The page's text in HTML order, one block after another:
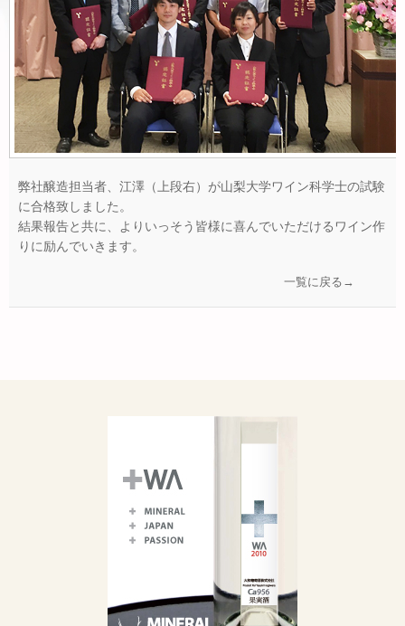
弊社醸造担当者、江澤（上段右）が山梨大学ワイン科学士の試験
に合格致しました。
結果報告と共に、よりいっそう皆様に喜んでいただけるワイン作
りに励んでいきます。
一覧に戻る→